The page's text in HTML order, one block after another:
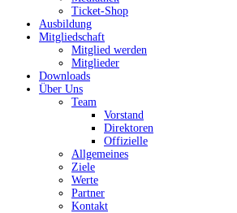
Ticket-Shop
Ausbildung
Mitgliedschaft
Mitglied werden
Mitglieder
Downloads
Über Uns
Team
Vorstand
Direktoren
Offizielle
Allgemeines
Ziele
Werte
Partner
Kontakt